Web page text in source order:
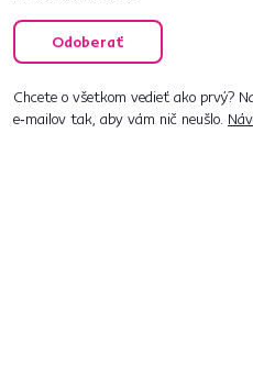
Odoberať
Chcete o všetkom vedieť ako prvý?
e‑mailov tak, aby vám nič neušlo.